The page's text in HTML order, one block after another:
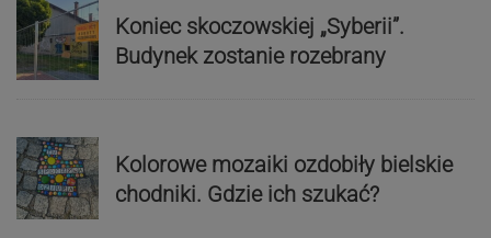
Koniec skoczowskiej „Syberii”.
Budynek zostanie rozebrany
Kolorowe mozaiki ozdobiły bielskie
chodniki. Gdzie ich szukać?